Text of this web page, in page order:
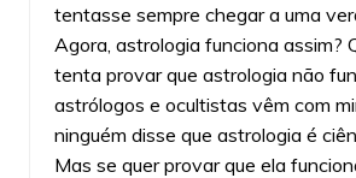
tentasse sempre chegar a uma
Agora, astrologia funciona assim?
tenta provar que astrologia não
astrólogos e ocultistas vêm com
ninguém disse que astrologia é
Mas se quer provar que ela